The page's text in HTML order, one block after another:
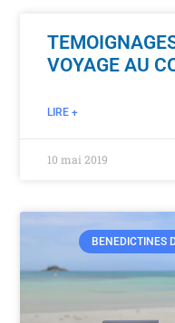
VOYAGE AU
LIRE +
10 mai 2019
BENEDICTINES